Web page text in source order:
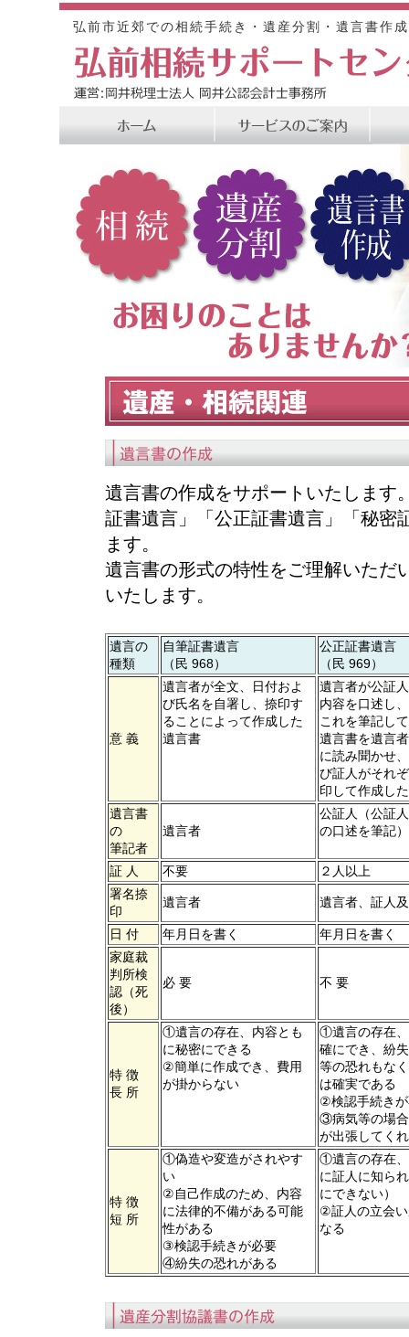
弘前市近郊での相続手続き・遺産分割・遺言書作
遺言書の作成をサポートいたします
証書遺言」「公正証書遺言」「秘密
ます。
遺言書の形式の特性をご理解いただ
いたします。
遺言の
種類
自筆証書遺言
（民 968）
公正証書遺言
（民 969）
意 義
遺言者が全文、日付およ
び氏名を自署し、捺印す
ることによって作成した
遺言書
遺言者が公証
内容を口述し
これを筆記し
遺言書を遺言
に読み聞かせ
び証人がそれ
印して作成し
遺言書
の
筆記者
遺言者
公証人（公証
の口述を筆記）
証 人 不要
２人以上
署名捺
印
遺言者 遺言者、証人
日 付 年月日を書く
年月日を書く
家庭裁
判所検
認（死
後）
必 要 不 要
特 徴
長 所
①遺言の存在、内容とも
に秘密にできる
②簡単に作成でき、費用
が掛からない
①遺言の存在
確にでき、紛
等の恐れもな
は確実である
②検認手続き
③病気等の場
が出張してく
特 徴
短 所
①偽造や変造がされやす
い
②自己作成のため、内容
に法律的不備がある可能
性がある
③検認手続きが必要
④紛失の恐れがある
①遺言の存在
に証人に知ら
にできない）
②証人の立会
なる